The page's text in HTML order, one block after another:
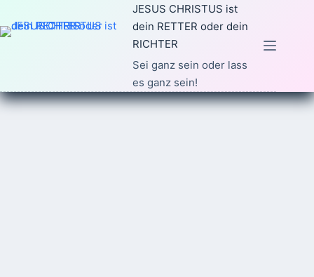
Inhalt
JESUS CHRISTUS ist
dein RETTER oder dein
RICHTER
Sei ganz sein oder lass
es ganz sein!